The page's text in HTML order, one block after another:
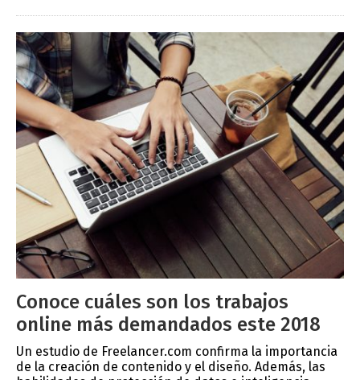
Conoce cuáles son los trabajos
online más demandados este 2018
Un estudio de Freelancer.com confirma la importancia
de la creación de contenido y el diseño. Además, las